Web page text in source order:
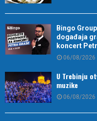
Bingo
događaja
koncert
06/08/2026
U Trebinju
muzike
06/08/2026